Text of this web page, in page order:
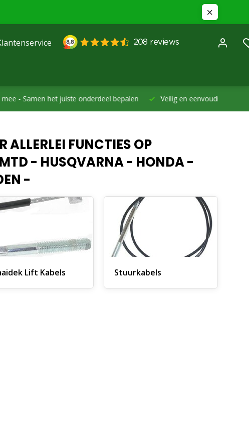
het juiste onderdeel bepalen Veilig en eenvoudig betalen -
FUNCTIES OP
- HUSQVARNA - HONDA -
-
Lift Kabels Stuurkabels